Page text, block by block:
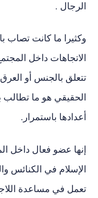
الرجال .
وكثيرا ما كانت تصاب
الاتجاهات داخل
تتعلق بالجنس أو العرق.
الحقيقي هو ما تطالب به
أعدادها باستمرار.
إنها عضو فعال داخل
الإسلام في الكنائس
تعمل في مساعدة